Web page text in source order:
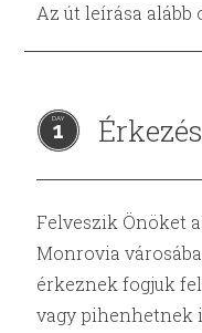
Az út leírása alább
1
Felveszik Önöket
Monrovia
érkeznek fogjuk
vagy pihenhetnek